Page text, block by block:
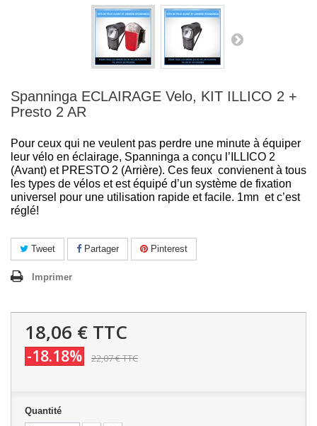
Spanninga ECLAIRAGE Velo, KIT ILLICO 2 +
Presto 2 AR
Pour ceux qui ne veulent pas perdre une minute à équiper
leur vélo en éclairage, Spanninga a conçu l’ILLICO 2
(Avant) et PRESTO 2 (Arrière). Ces feux convienent à tous
les types de vélos et est équipé d’un système de fixation
universel pour une utilisation rapide et facile. 1mn et c’est
réglé!
Tweet Partager Pinterest
Imprimer
18,06 € TTC
-18.18% 22,07 €TTC
Quantité